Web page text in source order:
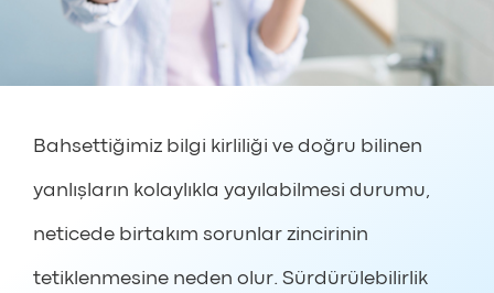
Bahsettiğimiz bilgi kirliliği ve doğru bilinen
yanlışların kolaylıkla yayılabilmesi durumu,
neticede birtakım sorunlar zincirinin
tetiklenmesine neden olur. Sürdürülebilirlik